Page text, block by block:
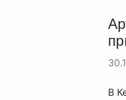
В